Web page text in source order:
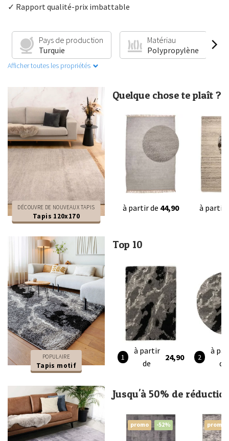
✓ Rapport qualité-prix imbattable
Pays de production
Turquie
Matériau
Polypropylène
Afficher toutes les propriétés
DÉCOUVRE DE NOUVEAUX TAPIS
Tapis 120x170
Quelque chose te plaît ?
à partir de 44,90 à partir
POPULAIRE
Tapis motif
Top 10
à partir
de
24,90
à
de
Jusqu'à 50% de
promo -52% promo